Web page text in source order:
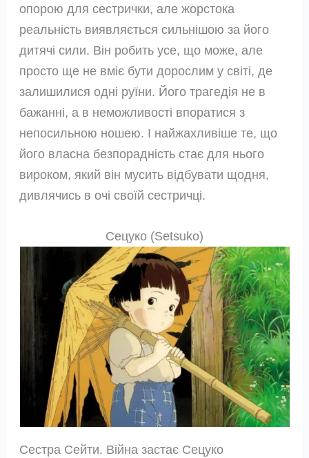
опорою для сестрички, але жорстока
реальність виявляється сильнішою за його
дитячі сили. Він робить усе, що може, але
просто ще не вміє бути дорослим у світі, де
залишилися одні руїни. Його трагедія не в
бажанні, а в неможливості впоратися з
непосильною ношею. І найжахливіше те, що
його власна безпорадність стає для нього
вироком, який він мусить відбувати щодня,
дивлячись в очі своїй сестричці.
Сецуко (Setsuko)
Сестра Сейти. Війна застає Сецуко